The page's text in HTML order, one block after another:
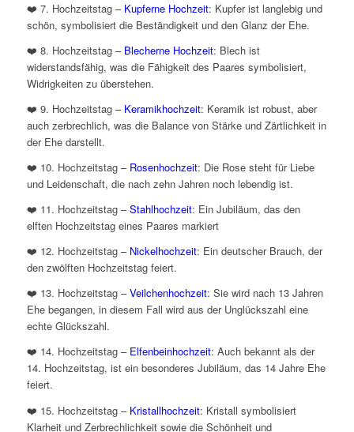
❤️ 7. Hochzeitstag – Kupferne Hochzeit: Kupfer ist langlebig und
schön, symbolisiert die Beständigkeit und den Glanz der Ehe.
❤️ 8. Hochzeitstag – Blecherne Hochzeit: Blech ist
widerstandsfähig, was die Fähigkeit des Paares symbolisiert,
Widrigkeiten zu überstehen.
❤️ 9. Hochzeitstag – Keramikhochzeit: Keramik ist robust, aber
auch zerbrechlich, was die Balance von Stärke und Zärtlichkeit in
der Ehe darstellt.
❤️ 10. Hochzeitstag – Rosenhochzeit: Die Rose steht für Liebe
und Leidenschaft, die nach zehn Jahren noch lebendig ist.
❤️ 11. Hochzeitstag –Stahlhochzeit: Ein Jubiläum, das den
elften Hochzeitstag eines Paares markiert
❤️ 12. Hochzeitstag – Nickelhochzeit: Ein deutscher Brauch, der
den zwölften Hochzeitstag feiert.
❤️ 13. Hochzeitstag –Veilchenhochzeit: Sie wird nach 13 Jahren
Ehe begangen, in diesem Fall wird aus der Unglückszahl eine
echte Glückszahl.
❤️ 14. Hochzeitstag – Elfenbeinhochzeit: Auch bekannt als der
14. Hochzeitstag, ist ein besonderes Jubiläum, das 14 Jahre Ehe
feiert.
❤️ 15. Hochzeitstag – Kristallhochzeit: Kristall symbolisiert
Klarheit und Zerbrechlichkeit sowie die Schönheit und